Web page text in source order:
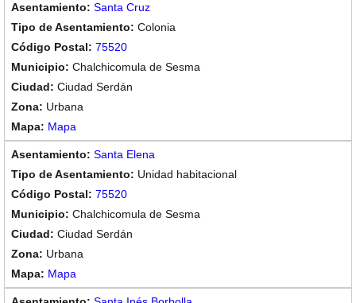
Santa Cruz
Colonia
75520
Chalchicomula de Sesma
Ciudad Serdán
Urbana
Mapa
Santa Elena
Unidad habitacional
75520
Chalchicomula de Sesma
Ciudad Serdán
Urbana
Mapa